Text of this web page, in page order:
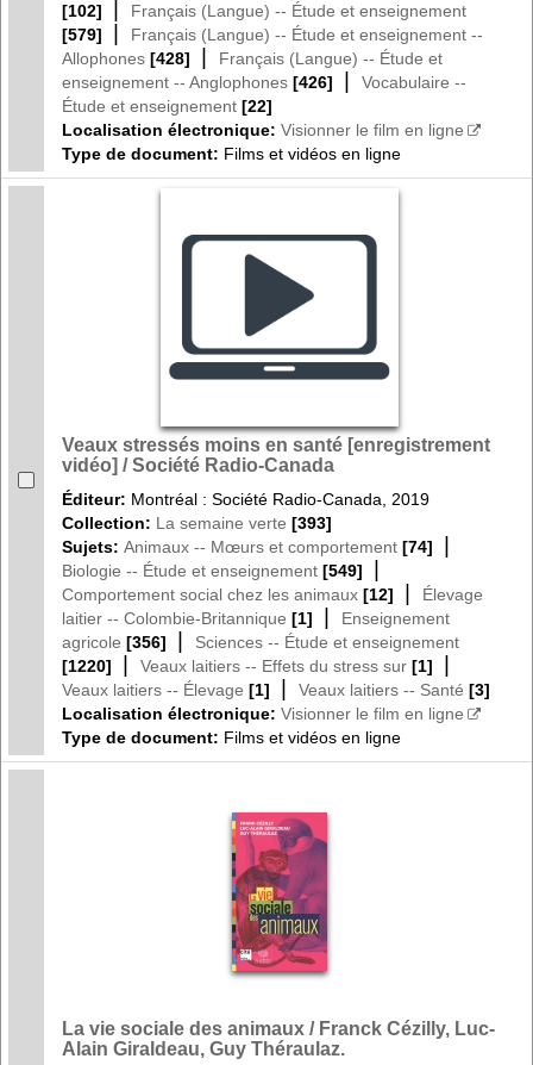
[102]
Français (Langue) -- Étude et enseignement
[579]
Français (Langue) -- Étude et enseignement --
Allophones [428]
Français (Langue) -- Étude et
enseignement -- Anglophones [426]
Vocabulaire --
Étude et enseignement [22]
Localisation électronique: Visionner le film en ligne
Type de document: Films et vidéos en ligne
Veaux stressés moins en santé [enregistrement
vidéo] / Société Radio-Canada
Éditeur: Montréal : Société Radio-Canada, 2019
Collection: La semaine verte [393]
Sujets: Animaux -- Mœurs et comportement [74]
Biologie -- Étude et enseignement [549]
Comportement social chez les animaux [12]
Élevage
laitier -- Colombie-Britannique [1]
Enseignement
agricole [356]
Sciences -- Étude et enseignement
[1220]
Veaux laitiers -- Effets du stress sur [1]
Veaux laitiers -- Élevage [1] Veaux laitiers -- Santé [3]
Localisation électronique: Visionner le film en ligne
Type de document: Films et vidéos en ligne
La vie sociale des animaux / Franck Cézilly, Luc-
Alain Giraldeau, Guy Théraulaz.